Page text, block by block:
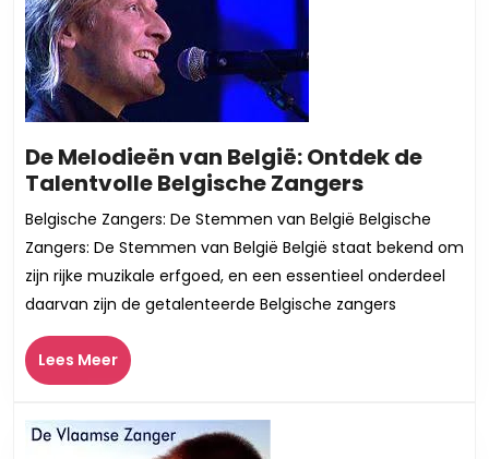
De Melodieën van België: Ontdek de
Talentvolle Belgische ZangersDe
Melodieën
van
België:
Ontdek
de
Belgische Zangers: De Stemmen van België Belgische
Zangers: De Stemmen van België België staat bekend om
zijn rijke muzikale erfgoed, en een essentieel onderdeel
daarvan zijn de getalenteerde Belgische zangers
Lees MeerLees
Meer